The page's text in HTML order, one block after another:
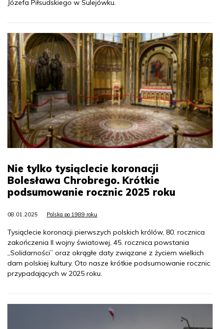
Józefa Piłsudskiego w Sulejówku.
Nie tylko tysiąclecie koronacji
Bolesława Chrobrego. Krótkie
podsumowanie rocznic 2025 roku
08.01.2025 Polska po 1989 roku
Tysiąclecie koronacji pierwszych polskich królów, 80. rocznica
zakończenia II wojny światowej, 45. rocznica powstania
„Solidarności” oraz okrągłe daty związane z życiem wielkich
dam polskiej kultury. Oto nasze krótkie podsumowanie rocznic
przypadających w 2025 roku.